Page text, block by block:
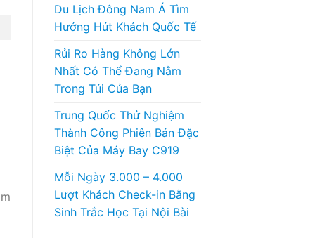
Du Lịch Đông Nam Á Tìm
Hướng Hút Khách Quốc Tế
Rủi Ro Hàng Không Lớn
Nhất Có Thể Đang Nằm
Trong Túi Của Bạn
Trung Quốc Thử Nghiệm
Thành Công Phiên Bản Đặc
Biệt Của Máy Bay C919
Mỗi Ngày 3.000 – 4.000
Lượt Khách Check-in Bằng
Sinh Trắc Học Tại Nội Bài